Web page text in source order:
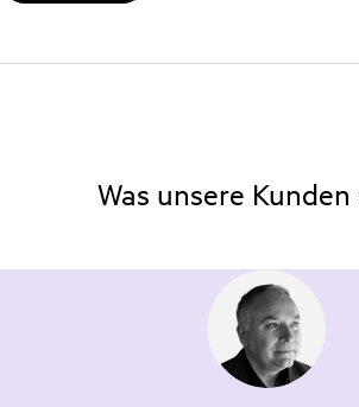
Was unsere Kunden